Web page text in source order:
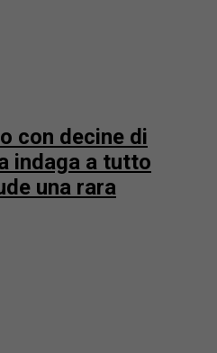
con decine di
indaga a tutto
una rara